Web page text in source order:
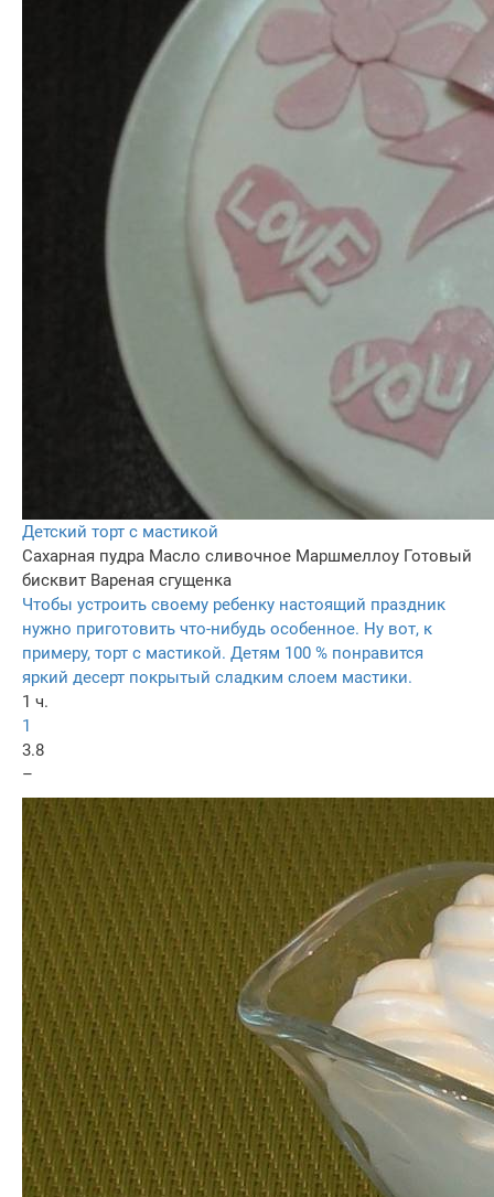
Детский торт с мастикой
Сахарная пудра Масло сливочное Маршмеллоу Готовый
бисквит Вареная сгущенка
Чтобы устроить своему ребенку настоящий праздник
нужно приготовить что-нибудь особенное. Ну вот, к
примеру, торт с мастикой. Детям 100 % понравится
яркий десерт покрытый сладким слоем мастики.
1 ч.
1
3.8
–